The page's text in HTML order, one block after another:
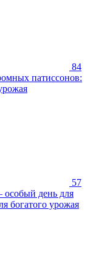
84
патиссонов:
57
день для
богатого урожая